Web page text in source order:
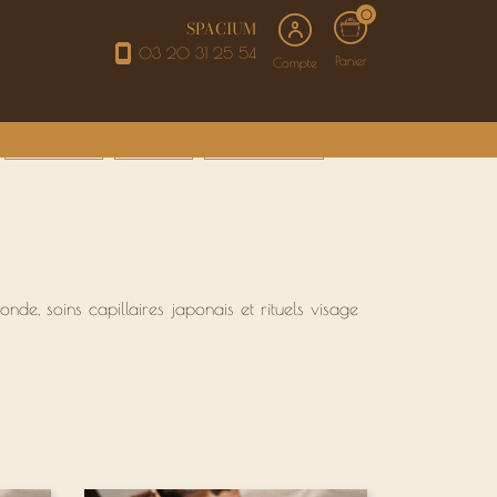
SPACIUM
03 20 31 25 54 Compte
0
Panier
soins capillaires japonais et rituels visage